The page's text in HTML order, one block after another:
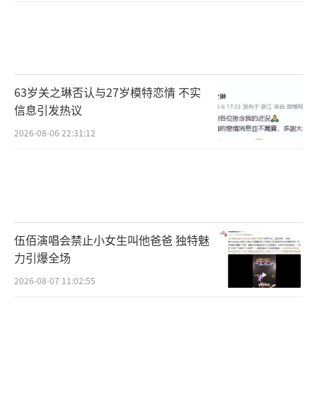
63岁关之琳否认与27岁模特恋情 不实
信息引发热议
2026-08-06 22:31:12
伍佰演唱会禁止小女生叫他爸爸 独特魅
力引爆全场
2026-08-07 11:02:55